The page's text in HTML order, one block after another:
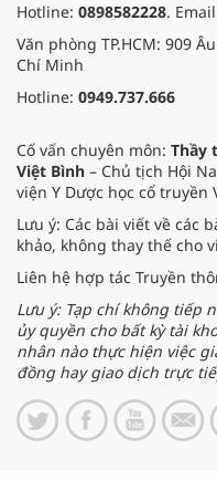
Hotline: 0898582228.
Văn phòng TP.HCM: 909
Chí Minh
Hotline: 0949.737.666
Cố vấn chuyên môn: Thầy
Việt Bình – Chủ tịch Hội
viện Y Dược học cổ truyền
Lưu ý: Các bài viết về các
khảo, không thay thế cho
Liên hệ hợp tác Truyền
Lưu ý: Tạp chí không tiếp
ủy quyền cho bất kỳ tài
nhân nào thực hiện việc
đồng hay giao dịch trực